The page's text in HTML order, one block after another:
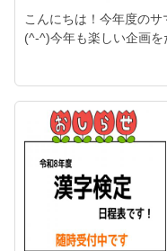
こんにちは！今年度の
(^-^)今年も楽しい企画を